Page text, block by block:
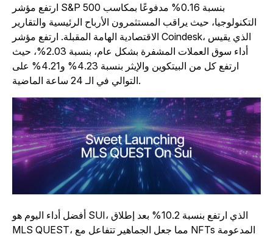
ارتفع مؤشر S&P 500 بنسبة 0.16% مدفوعًا بمكاسب
التكنولوجيا، حيث يراقب المستثمرون الأرباح الرئيسية والتقارير
الاقتصادية الهامة المقبلة. ارتفع مؤشر Coindesk، الذي يقيس
أداء سوق العملات المشفرة بشكل عام، بنسبة 2.03%، حيث
ارتفع كل من البيتكوين والإيثر بنسبة 4.23% و4.21% على
أفضل أداء اليوم هو SUI، الذي ارتفع بنسبة 10.2% بعد إطلاق
MLS QUEST، مما جعل الجماهير تتفاعل مع NFTs المدعومة